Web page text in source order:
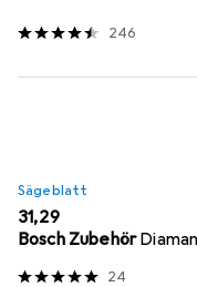
246
Sägeblatt
EUR
31,29
Bosch Zubehör
24